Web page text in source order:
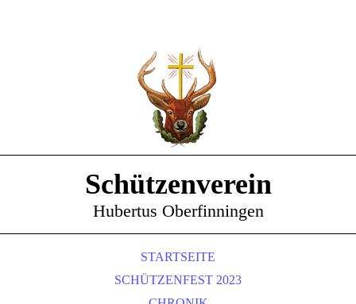
Schützenverein
Hubertus Oberfinningen
STARTSEITE
SCHÜTZENFEST 2023